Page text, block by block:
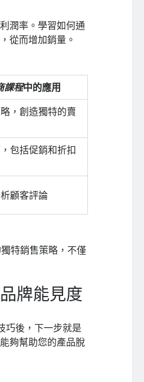
潤率。學習如何通
從而增加銷量。
課程中的應用
，創造獨特的賣
包括促銷和折扣
顧客評論
特銷售策略，不僅
牌能見度
巧後，下一步就是
夠幫助您的產品脫